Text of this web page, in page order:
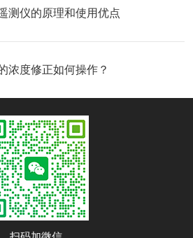
测仪的原理和使用优点
浓度修正如何操作？